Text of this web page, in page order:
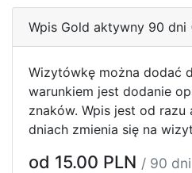
Wpis Gold aktywny 90 dni
Wizytówkę można dodać
warunkiem jest dodanie
znaków. Wpis jest od
dniach zmienia się na
od 15.00 PLN / 90 dni